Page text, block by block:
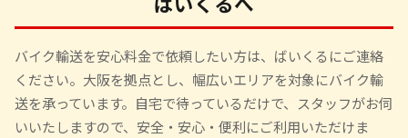
バイク輸送を安心料金で依頼したい方は、ばいくるにご連絡
ください。大阪を拠点とし、幅広いエリアを対象にバイク輸
送を承っています。自宅で待っているだけで、スタッフがお伺
いいたしますので、安全・安心・便利にご利用いただけま